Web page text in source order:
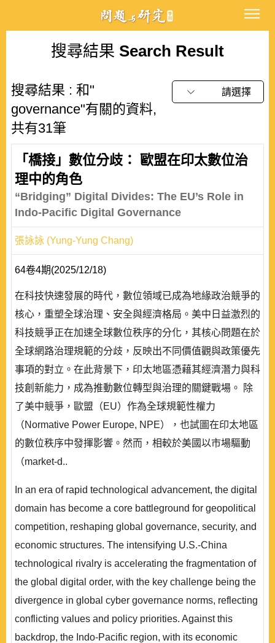
搜尋結果 Search Result
搜尋結果 : 和"
governance"有關的資料,
共有31筆
請選擇
「橋接」數位分歧： 歐盟在印太數位治
理中的角色
“Bridging” Digital Divides: The EU’s Role in
Indo-Pacific Digital Governance
張詠詠 (Yung-Yung Chang)
64卷4期(2025/12/18)
在科技快速發展的時代，數位領域已成為地緣政治競爭的
核心，重塑全球治理、安全與經濟格局。美中日益激烈的
科技競爭正在加速全球數位秩序的分化，其核心問題在於
全球網路治理規範的分歧，反映出不同價值觀與政策優先
事項的對立。在此背景下，印太地區憑藉其經濟潛力與科
技創新能力，成為推動數位轉型與治理的關鍵戰場。 除
了美中競爭，歐盟（EU）作為全球規範性權力
（Normative Power Europe, NPE），也試圖在印太地區
的數位秩序中發揮影響。然而，相較於美國以市場驅動
（market-d..
In an era of rapid technological advancement, the digital
domain has become a core battleground for geopolitical
competition, reshaping global governance, security, and
economic structures. The intensifying U.S.-China
technological rivalry is accelerating the fragmentation of
the global digital order, with the key challenge being the
divergence in global cyber governance norms, reflecting
conflicting values and policy priorities. Against this
backdrop, the Indo-Pacific region, with its economic